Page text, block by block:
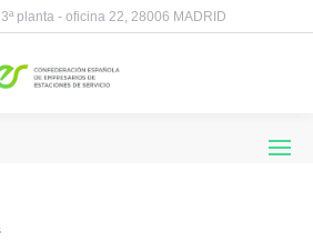
planta - oficina 22, 28006 MADRID